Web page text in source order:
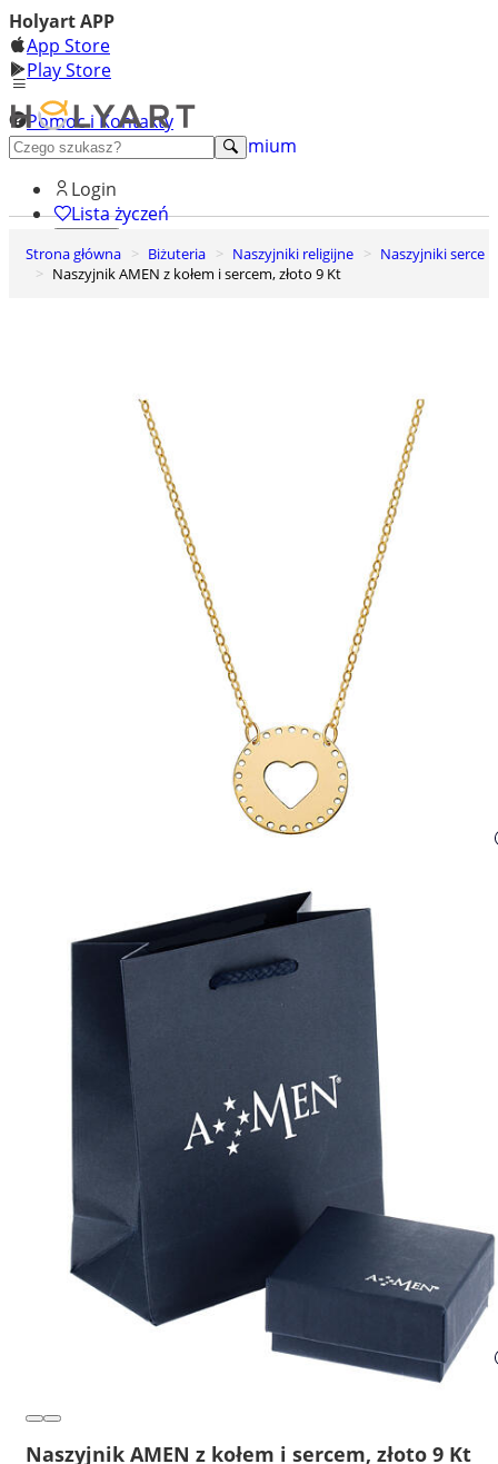
Holyart APP
App Store
Play Store
Pomoc i Kontakty
+48 222 922 860
Odkryj premium
Login
Lista życzeń
0
Koszyk
Strona główna Biżuteria Naszyjniki religijne
Naszyjniki serce
Naszyjnik AMEN z kołem i sercem, złoto 9 Kt
Naszyjnik AMEN z kołem i sercem, złoto 9 Kt